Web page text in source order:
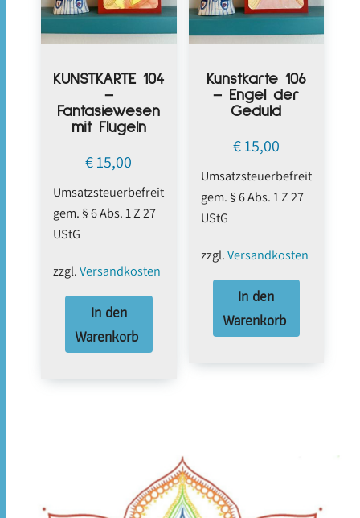
KUNSTKARTE 104
–
Fantasiewesen
mit Flügeln
€15,00
Umsatzsteuerbefreit
gem. § 6 Abs. 1 Z 27
UStG
zzgl.Versandkosten
In den
Warenkorb
Kunstkarte 106
– Engel der
Geduld
€15,00
Umsatzsteuerbefreit
gem. § 6 Abs. 1 Z 27
UStG
zzgl.Versandkosten
In den
Warenkorb